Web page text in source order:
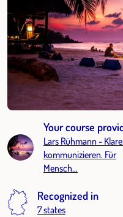
Your course
Lars Rühmann -
kommunizieren. Für
Mensch...
Recognized in
7 states